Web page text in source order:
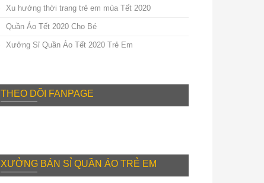
Xu hướng thời trang trẻ em mùa Tết 2020
Quần Áo Tết 2020 Cho Bé
Xưởng Sỉ Quần Áo Tết 2020 Trẻ Em
THEO DÕI FANPAGE
XƯỞNG BÁN SỈ QUẦN ÁO TRẺ EM